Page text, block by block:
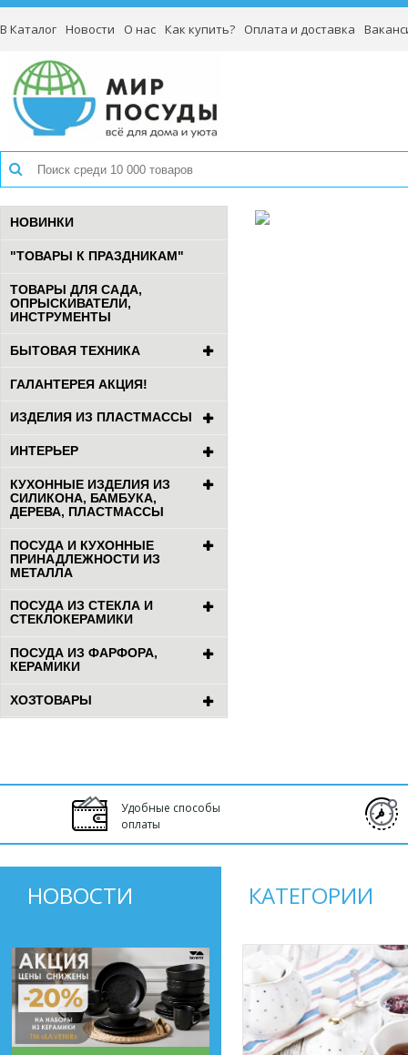
В Каталог Новости О нас Как купить? Оплата и доставка
НОВИНКИ
"ТОВАРЫ К ПРАЗДНИКАМ"
ТОВАРЫ ДЛЯ САДА,
ОПРЫСКИВАТЕЛИ,
ИНСТРУМЕНТЫ
БЫТОВАЯ ТЕХНИКА
ГАЛАНТЕРЕЯ АКЦИЯ!
ИЗДЕЛИЯ ИЗ ПЛАСТМАССЫ
ИНТЕРЬЕР
КУХОННЫЕ ИЗДЕЛИЯ ИЗ
СИЛИКОНА, БАМБУКА,
ДЕРЕВА, ПЛАСТМАССЫ
ПОСУДА И КУХОННЫЕ
ПРИНАДЛЕЖНОСТИ ИЗ
МЕТАЛЛА
ПОСУДА ИЗ СТЕКЛА И
СТЕКЛОКЕРАМИКИ
ПОСУДА ИЗ ФАРФОРА,
КЕРАМИКИ
ХОЗТОВАРЫ
Удобные способы
оплаты
НОВОСТИ КАТЕГОРИИ